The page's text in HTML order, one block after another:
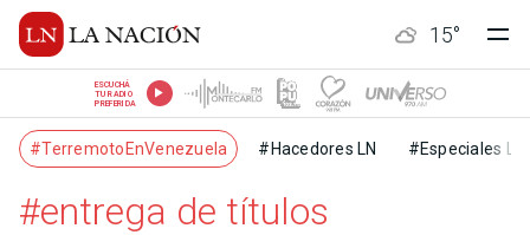
15°
ESCUCHÁ
TU RADIO
PREFERIDA
#TerremotoEnVenezuela #Hacedores LN #Especiales LN
#entrega de títulos